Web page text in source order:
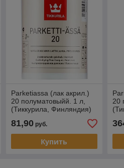
Parketiassa (лак акрил.)
20 полуматовыйй. 1 л,
(Тиккурила, Финляндия)
81,90руб.
Купить
20